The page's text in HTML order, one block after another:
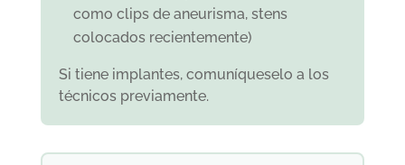
como clips de aneurisma, stens
colocados recientemente)
Si tiene implantes, comuníqueselo a los
técnicos previamente.